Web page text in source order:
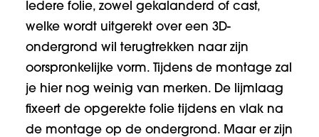
Iedere folie, zowel gekalanderd of cast,
welke wordt uitgerekt over een 3D-
ondergrond wil terugtrekken naar zijn
oorspronkelijke vorm. Tijdens de montage zal
je hier nog weinig van merken. De lijmlaag
fixeert de opgerekte folie tijdens en vlak na
de montage op de ondergrond. Maar er zijn